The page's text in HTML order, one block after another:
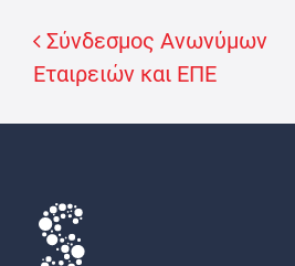
Πλοήγηση άρθρων
Σύνδεσμος Ανωνύμων
Εταιρειών και ΕΠΕ